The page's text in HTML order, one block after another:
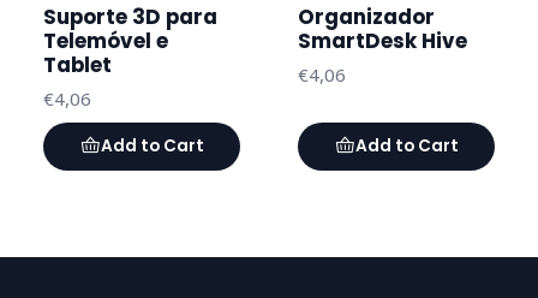
Suporte 3D para
Telemóvel e
Tablet
€4,06
Add to Cart
Organizador
SmartDesk Hive
€4,06
Add to Cart